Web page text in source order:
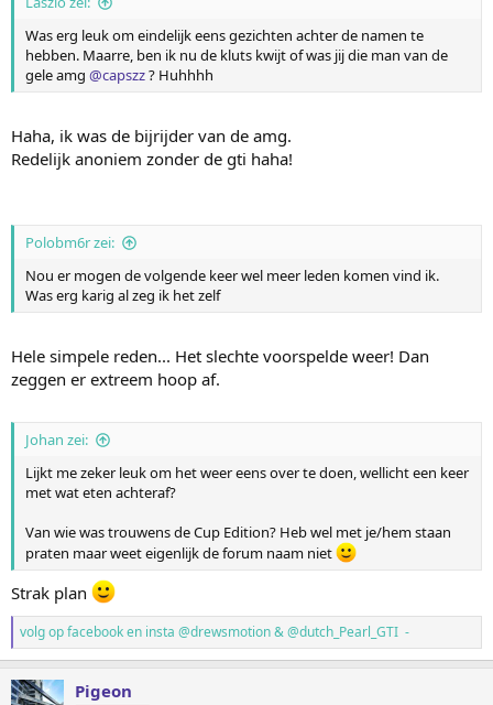
Was erg leuk om eindelijk eens gezichten achter de namen te
hebben. Maarre, ben ik nu de kluts kwijt of was jij die man van de
gele amg @capszz? Huhhhh
Haha, ik was de bijrijder van de amg.
Redelijk anoniem zonder de gti haha!
Polobm6r zei:
Nou er mogen de volgende keer wel meer leden komen vind ik.
Was erg karig al zeg ik het zelf
Hele simpele reden... Het slechte voorspelde weer! Dan
zeggen er extreem hoop af.
Johan zei:
Lijkt me zeker leuk om het weer eens over te doen, wellicht een keer
met wat eten achteraf?
Van wie was trouwens de Cup Edition? Heb wel met je/hem staan
praten maar weet eigenlijk de forum naam niet
Strak plan
volg op facebook en insta @drewsmotion & @dutch_Pearl_GTI -
Pigeon